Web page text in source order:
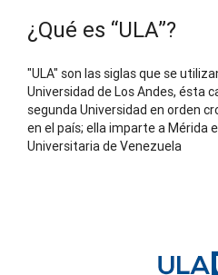
¿Qué es “ULA”?
"ULA" son las siglas que se
Universidad de Los Andes, ésta
segunda Universidad en orden
en el país; ella imparte a Mérida
Universitaria de Venezuela